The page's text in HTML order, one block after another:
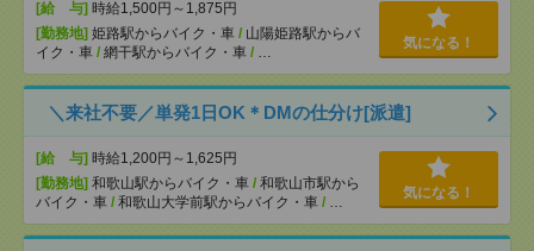
[給 与] 時給1,500円～1,875円
[勤務地] 姫路駅からバイク・車 / 山陽姫路駅からバ
イク・車 / 網干駅からバイク・車 / …
気になる！
＼来社不要／単発1日OK＊DMの仕分け[派遣]
[給 与] 時給1,200円～1,625円
[勤務地] 和歌山駅からバイク・車 / 和歌山市駅から
バイク・車 / 和歌山大学前駅からバイク・車 / …
気になる！